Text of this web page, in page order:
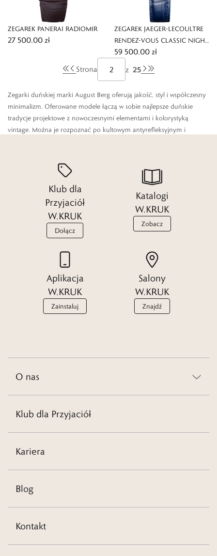
ZEGAREK PANERAI RADIOMIR
27 500,00 zł
ZEGAREK JAEGER-LECOULTRE
RENDEZ-VOUS CLASSIC NIGHT
& DAY
59 500,00 zł
Strona
z 25
Zegarki duńskiej marki August Berg oferują jakość, styl i współczesny
minimalizm. Oferowane modele łączą w sobie najlepsze duńskie
tradycje projektowe z nowoczesnymi elementami i kolorystyką
vintage. Można je rozpoznać po kultowym antyrefleksyjnym i
stan spokoju i wyciszenia. Zaprojektował ją, znany duński projektant
zegarków, Magnus Joergensen. Etos marki August Berg respektuje dar
czasu i życie pełne pasji, bez kompromisów.
Klub dla
Przyjaciół
W.KRUK
Dołącz
Katalogi
W.KRUK
Zobacz
Aplikacja
W.KRUK
Zainstaluj
Salony
W.KRUK
Znajdź
O nas
Klub dla Przyjaciół
Kariera
Blog
Kontakt